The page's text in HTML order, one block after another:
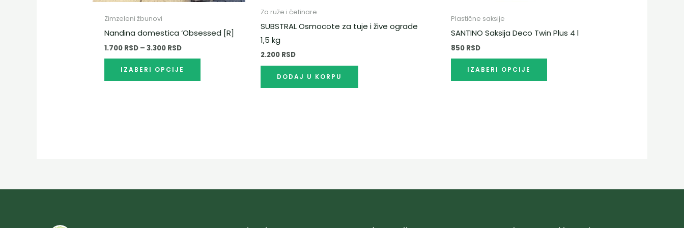
Zimzeleni žbunovi
Nandina domestica ‘Obsessed [R]
1.700 RSD – 3.300 RSD
IZABERI OPCIJE
Za ruže i četinare
SUBSTRAL Osmocote za tuje i žive ograde
1,5 kg
2.200 RSD
DODAJ U KORPU
Plastične saksije
SANTINO Saksija Deco Twin Plus 4 l
850 RSD
IZABERI OPCIJE